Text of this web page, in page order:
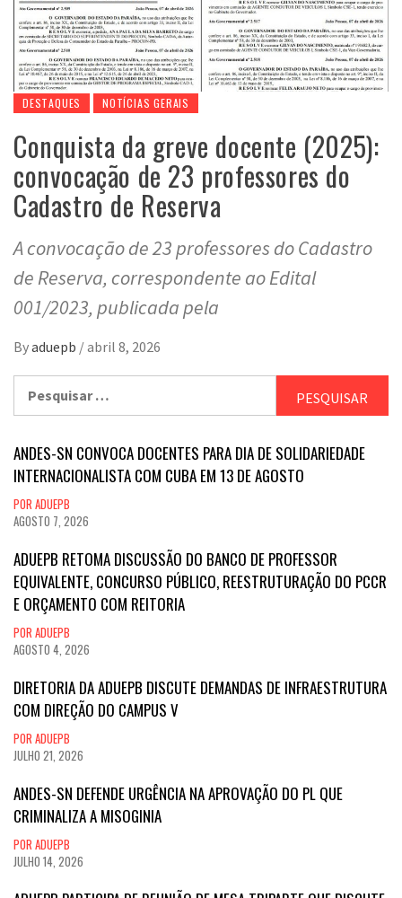
DESTAQUES NOTÍCIAS GERAIS
Conquista da greve docente (2025):
convocação de 23 professores do
Cadastro de Reserva
A convocação de 23 professores do Cadastro
de Reserva, correspondente ao Edital
001/2023, publicada pela
Byaduepb /abril 8, 2026
ANDES-SN CONVOCA DOCENTES PARA DIA DE SOLIDARIEDADE
INTERNACIONALISTA COM CUBA EM 13 DE AGOSTO
POR ADUEPB
AGOSTO 7, 2026
ADUEPB RETOMA DISCUSSÃO DO BANCO DE PROFESSOR
EQUIVALENTE, CONCURSO PÚBLICO, REESTRUTURAÇÃO DO PCCR
E ORÇAMENTO COM REITORIA
POR ADUEPB
AGOSTO 4, 2026
DIRETORIA DA ADUEPB DISCUTE DEMANDAS DE INFRAESTRUTURA
COM DIREÇÃO DO CAMPUS V
POR ADUEPB
JULHO 21, 2026
ANDES-SN DEFENDE URGÊNCIA NA APROVAÇÃO DO PL QUE
CRIMINALIZA A MISOGINIA
POR ADUEPB
JULHO 14, 2026